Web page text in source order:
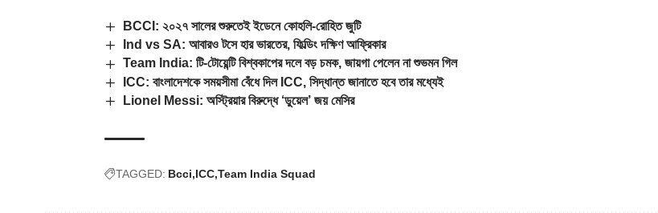
BCCI: ২০২৭ সালের শুরুতেই ইডেনে কোহলি-রোহিত জুটি
Ind vs SA: আবারও টসে হার ভারতের, ফিল্ডিং দক্ষিণ আফ্রিকার
Team India: টি-টোয়েন্টি বিশ্বকাপের দলে বড় চমক, জায়গা পেলেন না শুভমন গিল
ICC: বাংলাদেশকে সময়সীমা বেঁধে দিল ICC, সিদ্ধান্ত জানাতে হবে তার মধ্যেই
Lionel Messi: অস্ট্রিয়ার বিরুদ্ধে ‘ডুয়েল’ জয় মেসির
TAGGED: Bcci ICC Team India Squad